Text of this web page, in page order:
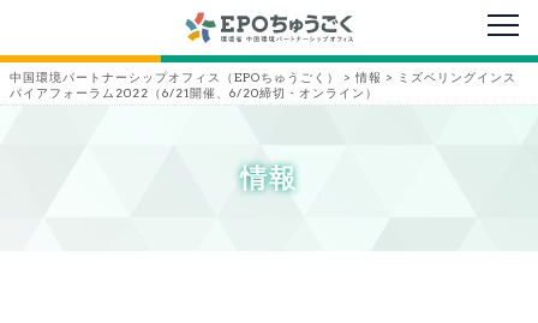
メニ
中国環境パートナーシップオフィス（EPOちゅうごく） > 情報 > ミズベリングインス
パイアフォーラム2022（6/21開催、6/20締切・オンライン）
情報